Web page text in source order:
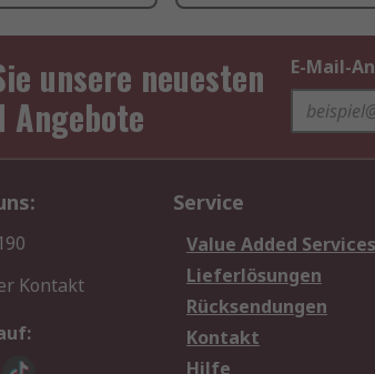
unsere neuesten
Angebote
E-Mail-
Kontakt
Service
Value Added Services
Lieferlösungen
Rücksendungen
Kontakt
Hilfe